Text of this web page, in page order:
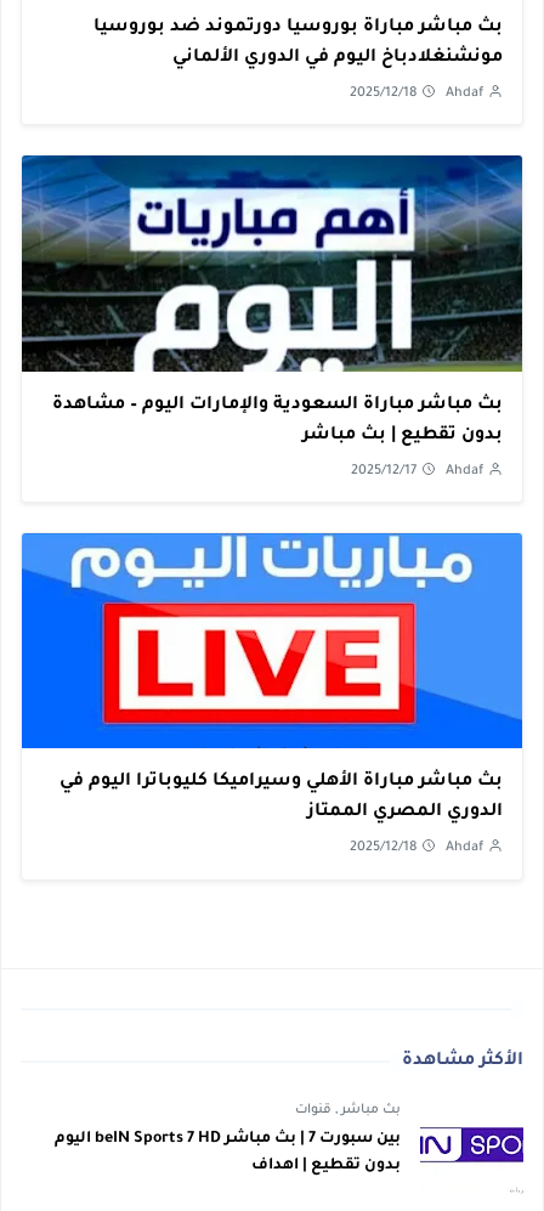
بث مباشر مباراة بوروسيا دورتموند ضد بوروسيا
مونشنغلادباخ اليوم في الدوري الألماني
Ahdaf
2025/12/18
بث مباشر مباراة السعودية والإمارات اليوم – مشاهدة
بدون تقطيع | بث مباشر
Ahdaf
2025/12/17
بث مباشر مباراة الأهلي وسيراميكا كليوباترا اليوم في
الدوري المصري الممتاز
Ahdaf
2025/12/18
الأكثر مشاهدة
بث مباشر , قنوات
بين سبورت 7 | بث مباشر beIN Sports 7 HD اليوم
بدون تقطيع | اهداف